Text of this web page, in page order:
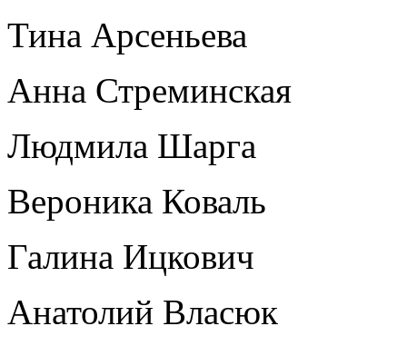
Тина Арсеньева
Анна Стреминская
Людмила Шарга
Вероника Коваль
Галина Ицкович
Анатолий Власюк